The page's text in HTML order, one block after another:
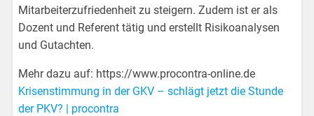
Mitarbeiterzufriedenheit zu steigern. Zudem ist er als
Dozent und Referent tätig und erstellt Risikoanalysen
und Gutachten.
Mehr dazu auf: https://www.procontra-online.de
Krisenstimmung in der GKV – schlägt jetzt die Stunde
der PKV? | procontra